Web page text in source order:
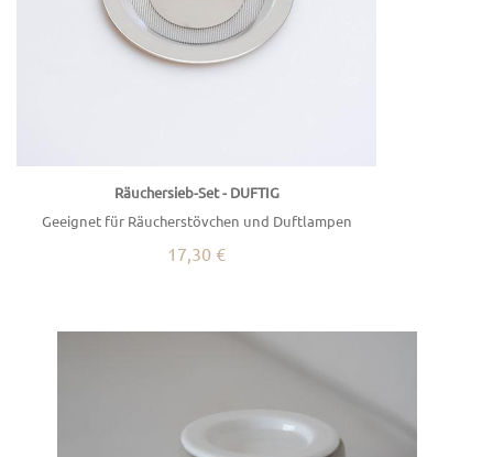
Räuchersieb-Set - DUFTIG
Geeignet für Räucherstövchen und Duftlampen
17,30 €